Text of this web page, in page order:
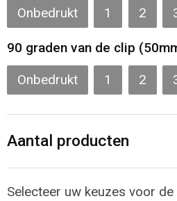
Onbedrukt 1 2
90 graden van de clip
Onbedrukt 1 2
Aantal producten
Selecteer uw keuzes voor